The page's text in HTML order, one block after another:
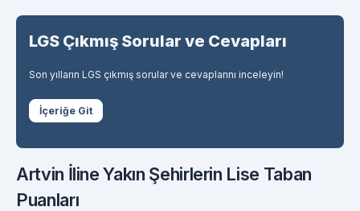
LGS Çıkmış Sorular ve Cevapları
Son yılların LGS çıkmış sorular ve cevaplarını inceleyin!
İçeriğe Git
Artvin İline Yakın Şehirlerin Lise Taban
Puanları